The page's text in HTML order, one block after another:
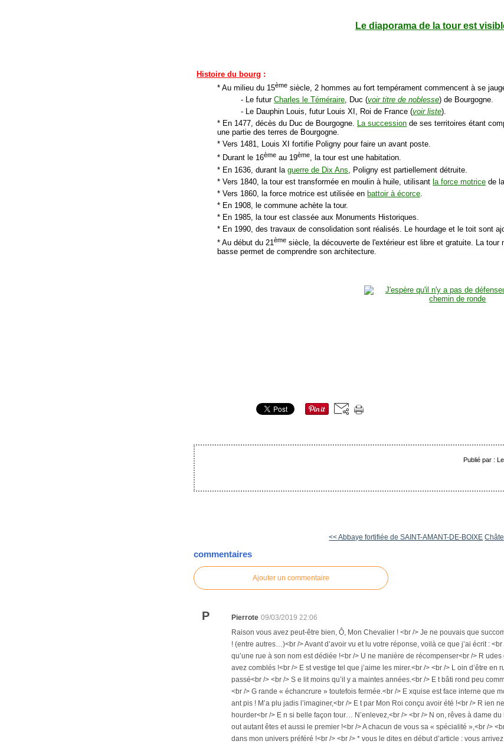
Le diaporama de la tour est
Histoire du bourg :
* Au milieu du 15ème siècle, 2 hommes au fort tempérament commencent à se
- Le futurCharles le Téméraire, Duc (voir titre de noblesse) de Bourgogne.
- Le Dauphin Louis, futur Louis XI, Roi de France (voir liste).
* En 1477, décès du Duc de Bourgogne. La succession de ses territoires étant
une partie des terres de Bourgogne.
* Vers 1481, Louis XI fortifie Poligny pour faire un avant poste.
* Durant le 16ème au 19ème, la tour est une habitation.
* En 1636, durant laguerre de Dix Ans , Poligny est partiellement détruite.
* Vers 1840, la tour est transformée en moulin à huile, utilisant la force motrice de
* Vers 1860, la force motrice est utilisée en battoir à écorce
* En 1908, le commune achète la tour.
* En 1985, la tour est classée aux Monuments Historiques.
* En 1990, des travaux de consolidation sont réalisés. Le hourdage et le toit sont
* Au début du 21ème siècle, la découverte de l'extérieur est libre et gratuite. La
basse permet de comprendre son architecture.
Publié par :
<< Abbaye fortifiée de SAINT-AMANT-DE-BOIXE
commentaires
Ajouter un commentaire
P Pierrote 09/03/2019 22:06
Raison vous avez peut-être bien, Ô, Mon Chevalier ! <br /> Je ne pouvais que
! (entre autres…)<br /> Avant d’avoir vu et lu votre réponse, voilà ce que j’ai écrit :
qu’une rue à son nom est dédiée !<br /> U ne manière de récompenser<br /> R
avez comblés !<br /> E st vestige tel que j’aime les mirer.<br /> <br /> L oin d’être en
passé<br /> <br /> S e lit moins qu’il y a maintes années.<br /> E t bâti rond peu
<br /> G rande « échancrure » toutefois fermée.<br /> E xquise est face interne que
ant pis ! M’a plu jadis l’imaginer,<br /> E t par Mon Roi conçu avoir été !<br /> R ien
hourder<br /> E n si belle façon tour… N’enlevez,<br /> <br /> N on, rêves à dame
out autant êtes et aussi le premier !<br /> A chacun de vous sa « spécialité »,<br />
dans mon univers préféré !<br /> <br /> * vous le dites en début d’article : vous